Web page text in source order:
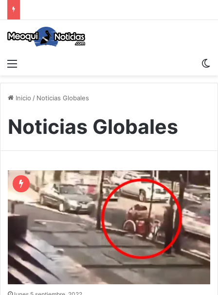
Inicio / Noticias Globales
Noticias Globales